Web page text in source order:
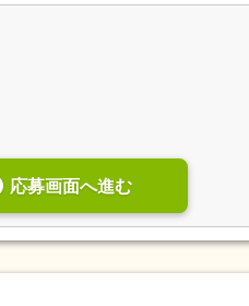
復職支援あり(136)
自転車通勤可
応募画面へ進む